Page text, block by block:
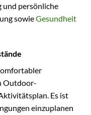
und persönliche
sowieGesundheit
Outdoor-
Es ist
einzuplanen